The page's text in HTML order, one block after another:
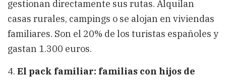
gestionan directamente sus rutas. Alquilan
casas rurales, campings o se alojan en viviendas
familiares. Son el 20% de los turistas españoles y
gastan 1.300 euros.
4. El pack familiar: familias con hijos de